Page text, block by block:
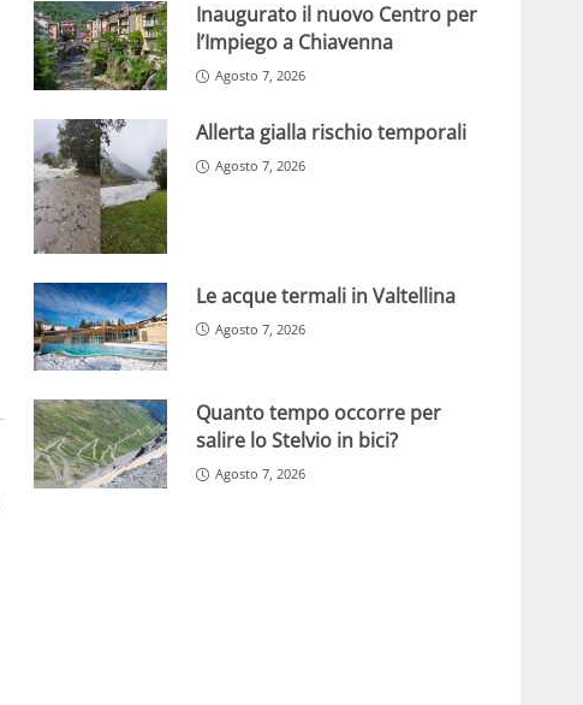
Inaugurato il nuovo Centro per
l’Impiego a Chiavenna
Agosto 7, 2026
Allerta gialla rischio temporali
Agosto 7, 2026
Le acque termali in Valtellina
Agosto 7, 2026
Quanto tempo occorre per
salire lo Stelvio in bici?
Agosto 7, 2026